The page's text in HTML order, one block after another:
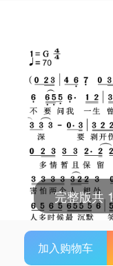
完整版共
加入购物车